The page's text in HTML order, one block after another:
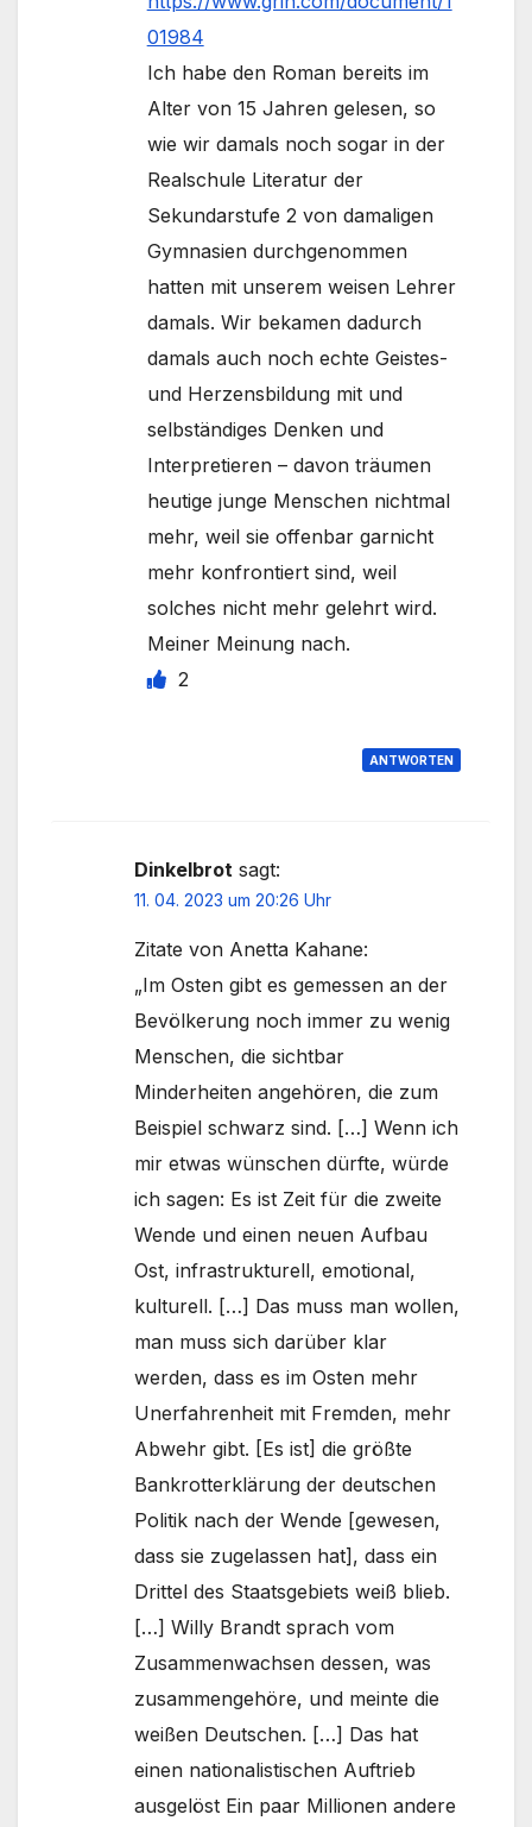
01984
Ich habe den Roman bereits im
Alter von 15 Jahren gelesen, so
wie wir damals noch sogar in der
Realschule Literatur der
Sekundarstufe 2 von damaligen
Gymnasien durchgenommen
hatten mit unserem weisen Lehrer
damals. Wir bekamen dadurch
damals auch noch echte Geistes-
und Herzensbildung mit und
selbständiges Denken und
Interpretieren – davon träumen
heutige junge Menschen nichtmal
mehr, weil sie offenbar garnicht
mehr konfrontiert sind, weil
solches nicht mehr gelehrt wird.
Meiner Meinung nach.
2
ANTWORTEN
Dinkelbrot sagt:
11. 04. 2023 um 20:26 Uhr
Zitate von Anetta Kahane:
„Im Osten gibt es gemessen an der
Bevölkerung noch immer zu wenig
Menschen, die sichtbar
Minderheiten angehören, die zum
Beispiel schwarz sind. […] Wenn ich
mir etwas wünschen dürfte, würde
ich sagen: Es ist Zeit für die zweite
Wende und einen neuen Aufbau
Ost, infrastrukturell, emotional,
kulturell. […] Das muss man wollen,
man muss sich darüber klar
werden, dass es im Osten mehr
Unerfahrenheit mit Fremden, mehr
Abwehr gibt. [Es ist] die größte
Bankrotterklärung der deutschen
Politik nach der Wende [gewesen,
dass sie zugelassen hat], dass ein
Drittel des Staatsgebiets weiß blieb.
[…] Willy Brandt sprach vom
Zusammenwachsen dessen, was
zusammengehöre, und meinte die
weißen Deutschen. […] Das hat
einen nationalistischen Auftrieb
ausgelöst Ein paar Millionen andere